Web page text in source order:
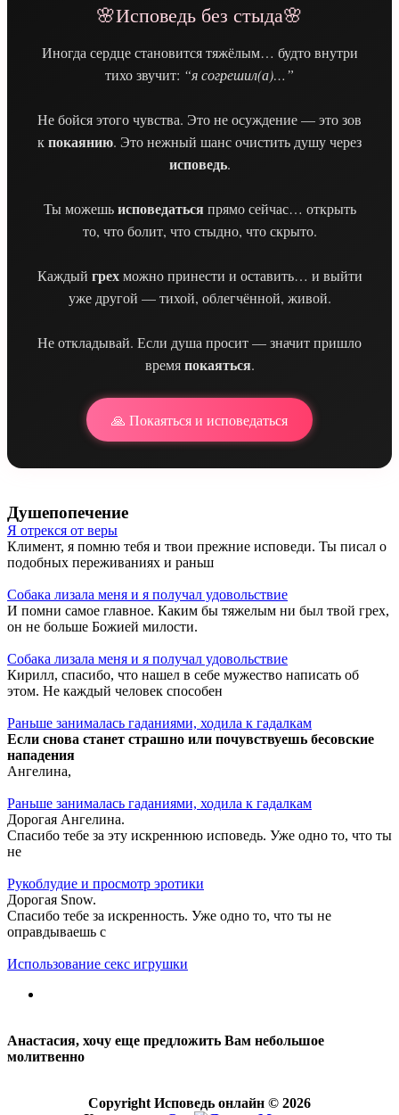
🌸Исповедь без стыда🌸
Иногда сердце становится тяжёлым… будто внутри
тихо звучит: “я согрешил(а)…”
Не бойся этого чувства. Это не осуждение — это зов
кпокаянию. Это нежный шанс очистить душу через
исповедь.
Ты можешьисповедатьсяпрямо сейчас… открыть
то, что болит, что стыдно, что скрыто.
Каждый грехможно принести и оставить… и выйти
уже другой — тихой, облегчённой, живой.
Не откладывай. Если душа просит — значит пришло
времяпокаяться.
🙏 Покаяться и исповедаться
Душепопечение
Я отрекся от веры
Климент, я помню тебя и твои прежние исповеди. Ты писал о
подобных переживаниях и раньш
Собака лизала меня и я получал удовольствие
И помни самое главное. Каким бы тяжелым ни был твой грех,
он не больше Божией милости.
Собака лизала меня и я получал удовольствие
Кирилл, спасибо, что нашел в себе мужество написать об
этом. Не каждый человек способен
Раньше занималась гаданиями, ходила к гадалкам
Если снова станет страшно или почувствуешь бесовские
нападения
Ангелина,
Раньше занималась гаданиями, ходила к гадалкам
Дорогая Ангелина.
Спасибо тебе за эту искреннюю исповедь. Уже одно то, что ты
не
Рукоблудие и просмотр эротики
Дорогая Snow.
Спасибо тебе за искренность. Уже одно то, что ты не
оправдываешь с
Использование секс игрушки
Анастасия, хочу еще предложить Вам небольшое
молитвенно
Copyright Исповедь онлайн © 2026